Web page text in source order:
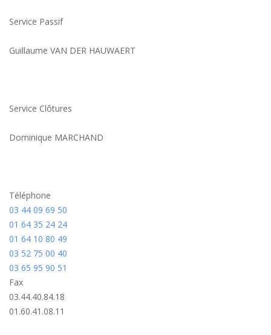
Service Passif
Guillaume VAN DER HAUWAERT
Service Clôtures
Dominique MARCHAND
Téléphone
03 44 09 69 50
01 64 35 24 24
01 64 10 80 49
03 52 75 00 40
03 65 95 90 51
Fax
03.44.40.84.18
01.60.41.08.11